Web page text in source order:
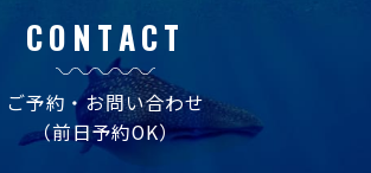
CONTACT
ご予約・お問い合わせ
（前日予約OK）